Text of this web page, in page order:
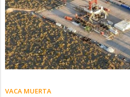
VACA MUERTA